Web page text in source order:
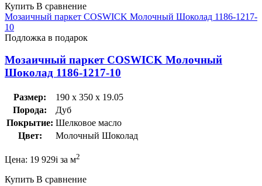
Купить В сравнение
Мозаичный паркет COSWICK Молочный Шоколад 1186-1217-
10
Подложка в подарок
Мозаичный паркет COSWICK Молочный
Шоколад 1186-1217-10
Размер:
190 x 350 x 19.05
Порода:
Дуб
Покрытие: Шелковое масло
Цвет:
Молочный Шоколад
Цена: 19 929i за м2
Купить В сравнение